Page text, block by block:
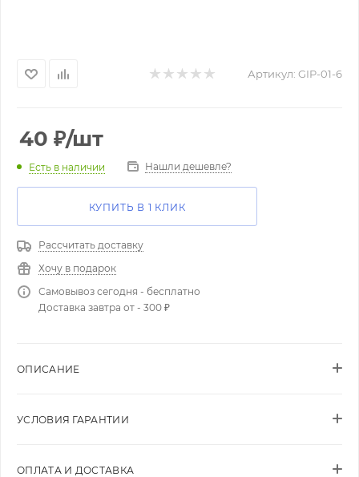
Артикул: GIP-01-6
40 ₽/шт
Есть в наличии Нашли дешевле?
КУПИТЬ В 1 КЛИК
Рассчитать доставку
Хочу в подарок
Самовывоз сегодня - бесплатно
Доставка завтра от - 300 ₽
ОПИСАНИЕ
УСЛОВИЯ ГАРАНТИИ
ОПЛАТА И ДОСТАВКА